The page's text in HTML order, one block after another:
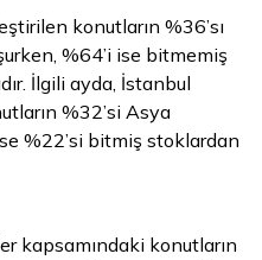
konutların %36’sı
%64’i ise bitmemiş
İlgili ayda, İstanbul
%32’si Asya
%22’si bitmiş stoklardan
kapsamındaki konutların